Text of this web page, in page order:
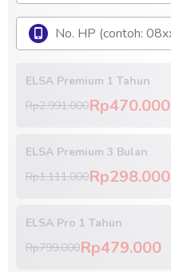
ELSA Premium 1 Tahun
Rp2.991.000Rp470.000
ELSA Premium 3 Bulan
Rp1.111.000Rp298.000
ELSA Pro 1 Tahun
Rp799.000Rp479.000